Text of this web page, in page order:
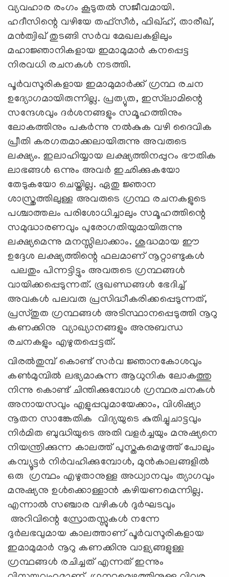
വ്യവഹാര രംഗം കൂടുതൽ സജീവമായി.
ഹദീസിന്റെ വഴിയേ തഫ്‌സീർ, ഫിഖ്ഹ്, താരീഖ്,
മൻത്വിഖ് തുടങ്ങി സർവ മേഖലകളിലും
മഹാജ്ഞാനികളായ ഇമാമുമാർ കനപ്പെട്ട
നിരവധി രചനകൾ നടത്തി.
പൂർവസൂരികളായ ഇമാമുമാർക്ക് ഗ്രന്ഥ രചന
ഉദ്യോഗമായിരുന്നില്ല. പ്രത്യുത, ഇസ്‌ലാമിന്റെ
സന്ദേശവും ദർശനങ്ങളും സമൂഹത്തിനും
ലോകത്തിനും പകർന്നു നൽകുക വഴി ദൈവിക
പ്രീതി കരഗതമാക്കലായിരുന്നു അവരുടെ
ലക്ഷ്യം. ഇലാഹിയ്യായ ലക്ഷ്യത്തിനപ്പുറം ഭൗതിക
ലാഭങ്ങൾ ഒന്നും അവർ ഇഛിക്കുകയോ
തേടുകയോ ചെയ്തില്ല. ഏതു ജ്ഞാന
ശാസ്ത്രത്തിലുള്ള അവരുടെ ഗ്രന്ഥ രചനകളുടെ
പശ്ചാത്തലം പരിശോധിച്ചാലും സമൂഹത്തിന്റെ
സമുദ്ധാരണവും പുരോഗതിയുമായിരുന്നു
ലക്ഷ്യമെന്നു മനസ്സിലാക്കാം. ശുദ്ധമായ ഈ
ഉദ്ദേശ ലക്ഷ്യത്തിന്റെ ഫലമാണ് നൂറ്റാണ്ടുകൾ
പലതും പിന്നട്ടിട്ടും അവരുടെ ഗ്രന്ഥങ്ങൾ
വായിക്കപ്പെടുന്നത്. ഭൂഖണ്ഡങ്ങൾ ഭേദിച്ച്
അവകൾ പലവരു പ്രസിദ്ധീകരിക്കപ്പെടുന്നത്,
പ്രസ്തുത ഗ്രന്ഥങ്ങൾ അടിസ്ഥാനപ്പെടുത്തി നൂറു
കണക്കിനു വ്യാഖ്യാനങ്ങളും അനുബന്ധ
രചനകളും എഴുതപ്പെട്ടത്.
വിരൽതുമ്പ് കൊണ്ട് സർവ ജ്ഞാനകോശവും
കൺമുമ്പിൽ ലഭ്യമാകുന്ന ആധുനിക ലോകത്തു
നിന്നു കൊണ്ട് ചിന്തിക്കുമ്പോൾ ഗ്രന്ഥരചനകൾ
അനായസവും എളുപ്പവുമായേക്കാം, വിശിഷ്യാ
നൂതന സാങ്കേതിക വിദ്യയുടെ കുതിച്ചുചാട്ടവും
നിർമിത ബുദ്ധിയുടെ അതി വളർച്ചയും മനുഷ്യനെ
നിയന്ത്രിക്കുന്ന കാലത്ത് പുസ്തകമെഴുത്ത് പോലും
കമ്പ്യൂട്ടർ നിർവഹിക്കുമ്പോൾ, മുന്‍കാലങ്ങളില്‍
ഒരു ഗ്രന്ഥം എഴുതാനുള്ള അധ്വാനവും ത്യാഗവും
മനുഷ്യനു ഉൾക്കൊള്ളാൻ കഴിയണമെന്നില്ല.
എന്നാൽ സഞ്ചാര വഴികൾ ദുർഘടവും
അറിവിന്റെ സ്രോതസ്സുകൾ നന്നേ
ദുർലഭവുമായ കാലത്താണ് പൂർവസൂരികളായ
ഇമാമുമാർ നൂറു കണക്കിനു വാള്യങ്ങളുള്ള
ഗ്രന്ഥങ്ങൾ രചിച്ചത് എന്നത് ഇന്നും